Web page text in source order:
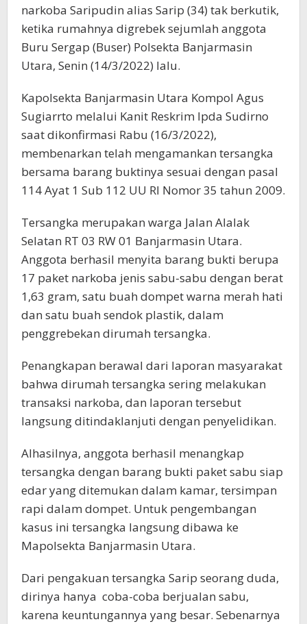
narkoba Saripudin alias Sarip (34) tak berkutik,
ketika rumahnya digrebek sejumlah anggota
Buru Sergap (Buser) Polsekta Banjarmasin
Utara, Senin (14/3/2022) lalu.
Kapolsekta Banjarmasin Utara Kompol Agus
Sugiarrto melalui Kanit Reskrim Ipda Sudirno
saat dikonfirmasi Rabu (16/3/2022),
membenarkan telah mengamankan tersangka
bersama barang buktinya sesuai dengan pasal
114 Ayat 1 Sub 112 UU RI Nomor 35 tahun 2009.
Tersangka merupakan warga Jalan Alalak
Selatan RT 03 RW 01 Banjarmasin Utara.
Anggota berhasil menyita barang bukti berupa
17 paket narkoba jenis sabu-sabu dengan berat
1,63 gram, satu buah dompet warna merah hati
dan satu buah sendok plastik, dalam
penggrebekan dirumah tersangka.
Penangkapan berawal dari laporan masyarakat
bahwa dirumah tersangka sering melakukan
transaksi narkoba, dan laporan tersebut
langsung ditindaklanjuti dengan penyelidikan.
Alhasilnya, anggota berhasil menangkap
tersangka dengan barang bukti paket sabu siap
edar yang ditemukan dalam kamar, tersimpan
rapi dalam dompet. Untuk pengembangan
kasus ini tersangka langsung dibawa ke
Mapolsekta Banjarmasin Utara.
Dari pengakuan tersangka Sarip seorang duda,
dirinya hanya coba-coba berjualan sabu,
karena keuntungannya yang besar. Sebenarnya